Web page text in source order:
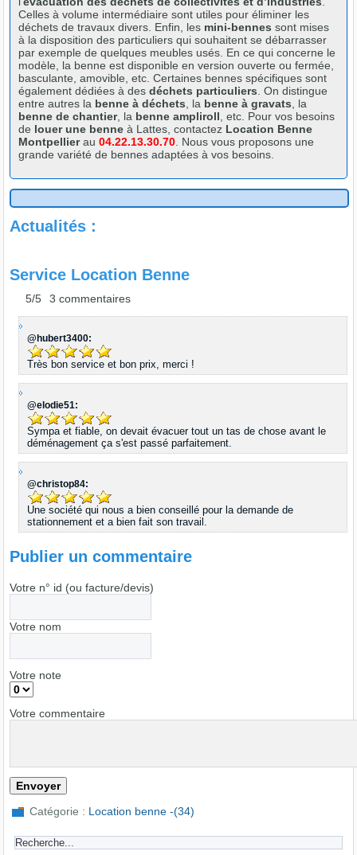
Celles à volume intermédiaire sont utiles pour éliminer les
déchets de travaux divers. Enfin, les mini-bennes sont mises
à la disposition des particuliers qui souhaitent se débarrasser
par exemple de quelques meubles usés. En ce qui concerne le
modèle, la benne est disponible en version ouverte ou fermée,
basculante, amovible, etc. Certaines bennes spécifiques sont
également dédiées à desdéchets particuliers . On distingue
entre autres la benne à déchets , la benne à gravats , la
benne de chantier, la benne ampliroll , etc. Pour vos besoins
de louer une benne à Lattes, contactez Location Benne
Montpellierau04.22.13.30.70 . Nous vous proposons une
grande variété de bennes adaptées à vos besoins.
Actualités :
Service Location Benne
3 commentaires
5/5
@hubert3400:
Très bon service et bon prix, merci !
@elodie51:
Sympa et fiable, on devait évacuer tout un tas de chose avant le
déménagement ça s'est passé parfaitement.
@christop84:
Une société qui nous a bien conseillé pour la demande de
stationnement et a bien fait son travail.
Publier un commentaire
Votre n° id (ou facture/devis)
Votre nom
Votre note
Votre commentaire
Catégorie : Location benne -(34)